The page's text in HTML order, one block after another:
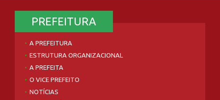
PREFEITURA
A PREFEITURA
ESTRUTURA ORGANIZACIONAL
A PREFEITA
O VICE PREFEITO
NOTÍCIAS